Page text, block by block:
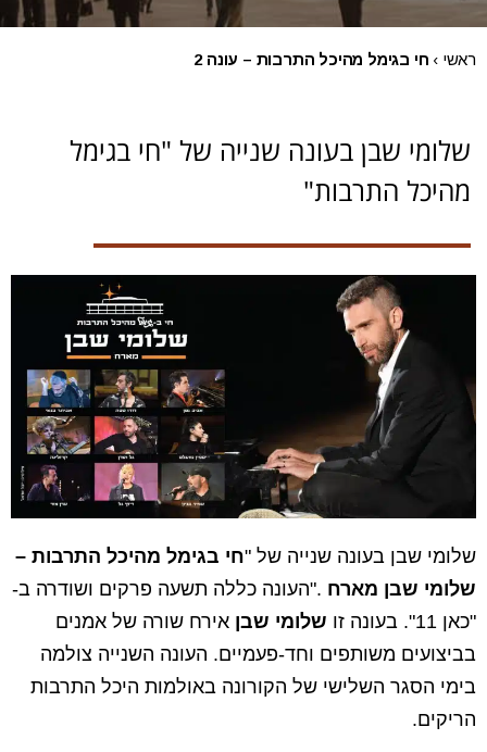
ראשי › חי בגימל מהיכל התרבות – עונה 2
שלומי שבן בעונה שנייה של "חי בגימל
מהיכל התרבות"
שלומי שבן בעונה שנייה של "חי בגימל מהיכל התרבות –
שלומי שבן מארח ".העונה כללה תשעה פרקים ושודרה ב-
"כאן 11". בעונה זו
שלומי שבן אירח שורה של אמנים
בביצועים משותפים וחד-פעמיים. העונה השנייה צולמה
בימי הסגר השלישי של הקורונה באולמות היכל התרבות
הריקים.